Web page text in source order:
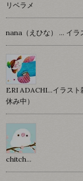
リベラメ
nana（えひな） … イラ
ERI ADACHI...イラスト
休み中）
chitch…